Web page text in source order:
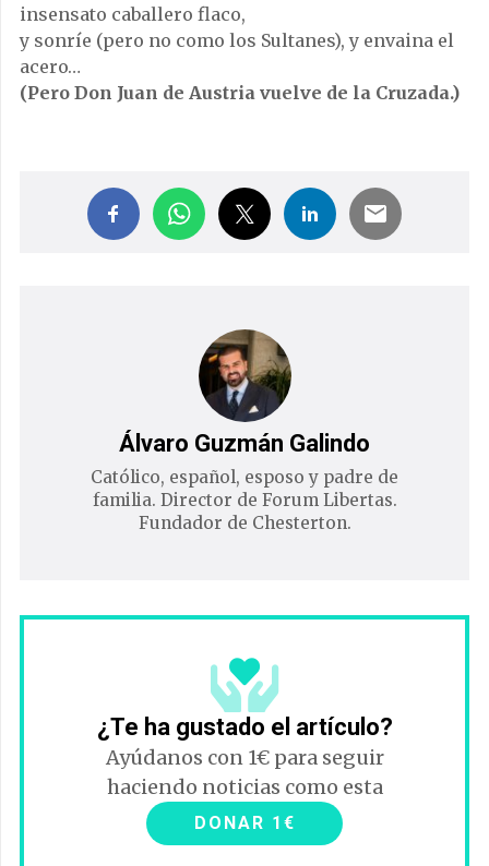
insensato caballero flaco,
y sonríe (pero no como los Sultanes), y envaina el
acero…
(Pero Don Juan de Austria vuelve de la Cruzada.)
Álvaro Guzmán Galindo
Católico, español, esposo y padre de
familia. Director de Forum Libertas.
Fundador de Chesterton.
¿Te ha gustado el artículo?
Ayúdanos con 1€ para seguir
haciendo noticias como esta
DONAR 1€